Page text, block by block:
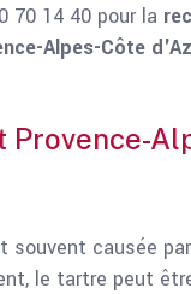
70 14 40 pour la
Alpes-Côte
Provence-
souvent causée
le tartre peut